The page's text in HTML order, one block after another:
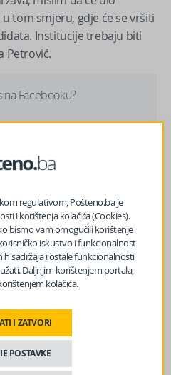
tom smjeru, gdje će se vršiti
Institucije trebaju biti
Petrović.
na Facebooku?
usvajanje izmjena
u svakom slučaju
TwitterWhatsAppViber Email
regulativom, Pošteno.ba je
i korištenja kolačića (Cookies).
bismo vam omogućili korištenje
iskustvo i funkcionalnost
sadržaja i ostale funkcionalnosti
Daljnjim korištenjem portala,
kolačića.
I ZATVORI
POSTAVKE